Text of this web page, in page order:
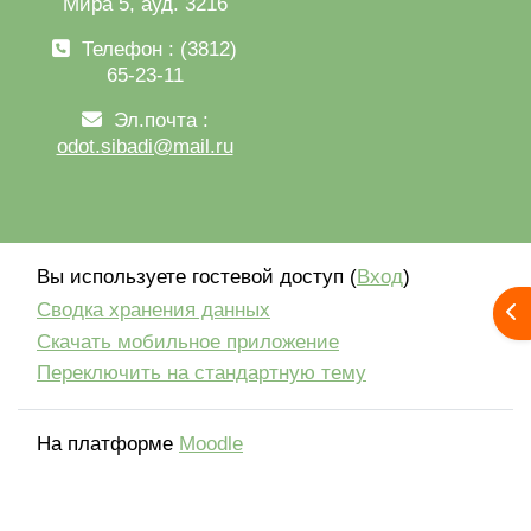
Телефон : (3812)
65-23-11
Эл.почта :
odot.sibadi@mail.ru
Вы используете гостевой доступ (Вход)
Сводка хранения данных
Скачать мобильное приложение
Переключить на стандартную тему
На платформе Moodle